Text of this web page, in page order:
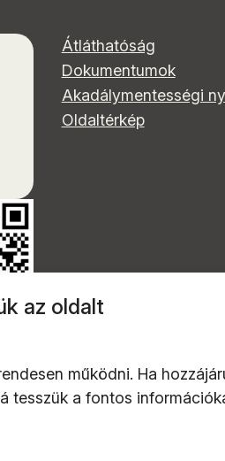
az oldalt
működni. Ha
tesszük a fontos
Átláthatóság
Dokumentumok
Akadálymentességi
Oldaltérkép